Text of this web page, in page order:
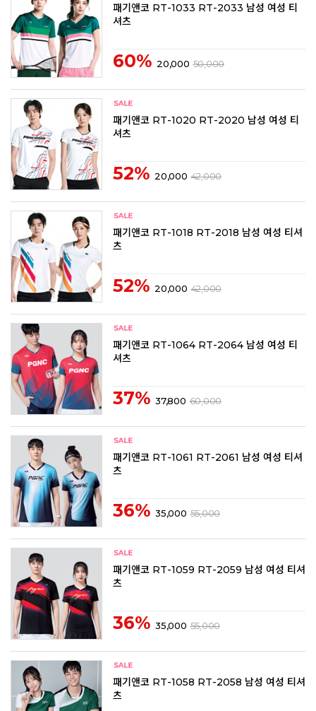
패기앤코 RT-1033 RT-2033 남성 여성 티
셔츠
60% 20,000 50,000
패기앤코 RT-1020 RT-2020 남성 여성 티
셔츠
52% 20,000 42,000
패기앤코 RT-1018 RT-2018 남성 여성 티셔
츠
52% 20,000 42,000
패기앤코 RT-1064 RT-2064 남성 여성 티
셔츠
37% 37,800 60,000
패기앤코 RT-1061 RT-2061 남성 여성 티셔
츠
36% 35,000 55,000
패기앤코 RT-1059 RT-2059 남성 여성 티셔
츠
36% 35,000 55,000
패기앤코 RT-1058 RT-2058 남성 여성 티셔
츠